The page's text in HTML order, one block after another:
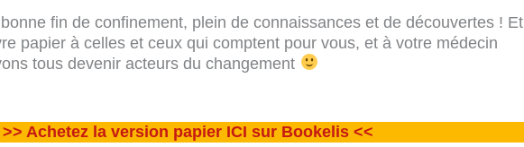
fin de confinement, plein de connaissances et de découvertes ! Et
papier à celles et ceux qui comptent pour vous, et à votre médecin
tous devenir acteurs du changement
>> Achetez la version papier ICI sur Bookelis <<